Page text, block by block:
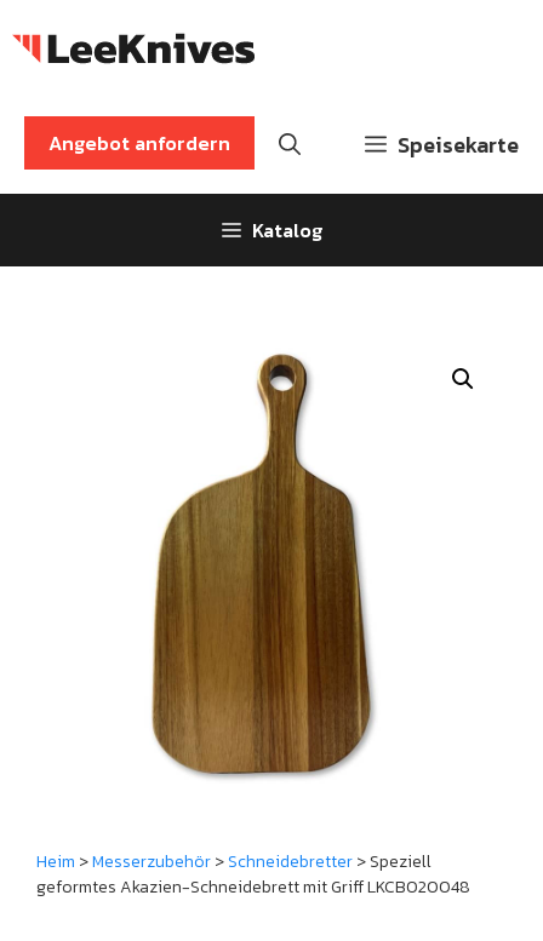
Inhalt
Speisekarte
Angebot anfordern
Katalog
Heim >Messerzubehör>Schneidebretter> Speziell
geformtes Akazien-Schneidebrett mit Griff LKCBO20048